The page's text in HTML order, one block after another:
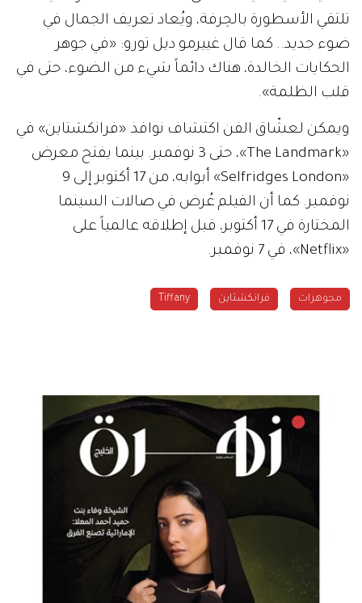
تلتقي الأسطورة بالحِرفة، ويُعاد تعريف الجمال في
ضوء جديد.. كما قال غييرمو ديل تورو: «في جوهر
الحكايات الخالدة، هناك دائماً شيء من الضوء، حتى في
قلب الظلمة».
ويمكن لعشّاق الفن اكتشاف نوافذ «فرانكشتاين» في
«The Landmark»، حتى 3 نوفمبر. بينما يفتح معرض
«Selfridges London» أبوابه، من 17 أكتوبر إلى 9
نوفمبر. كما أن الفيلم عُرض في صالات السينما
المختارة في 17 أكتوبر، قبل إطلاقه عالمياً على
«Netflix»، في 7 نوفمبر.
مجوهرات فرانكشتاين Tiffany